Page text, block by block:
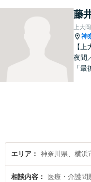
ルに
送り
等を
す。
藤
上大
神
【
夜間
「
エリア 神奈川県、横浜
相談内容 医療・介護問